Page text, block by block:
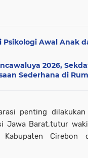
Awal Anak
2026,
Sederhana di
penting dilakukan
Jawa Barat,tutur
Cirebon